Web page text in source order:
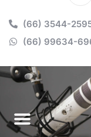
(66) 3544-
(66) 99634-